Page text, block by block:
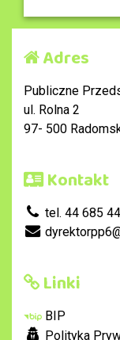
Adres
Publiczne
ul. Rolna 2
97- 500
Kontakt
tel. 44 685
Linki
BIP
Polityka